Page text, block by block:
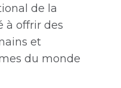
de la
à offrir des
et
du monde